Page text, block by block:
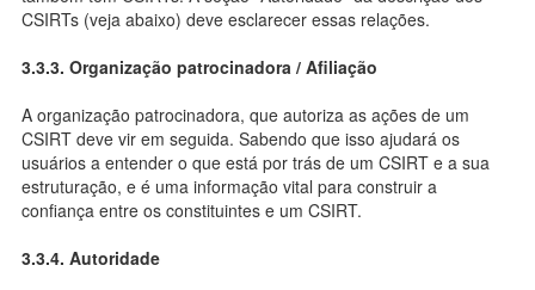
CSIRTs (veja abaixo) deve esclarecer essas relações.
3.3.3. Organização patrocinadora / Afiliação
A organização patrocinadora, que autoriza as ações de um
CSIRT deve vir em seguida. Sabendo que isso ajudará os
usuários a entender o que está por trás de um CSIRT e a sua
estruturação, e é uma informação vital para construir a
confiança entre os constituintes e um CSIRT.
3.3.4. Autoridade